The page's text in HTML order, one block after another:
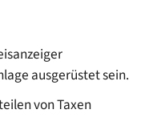
ausgerüstet sein.
von Taxen